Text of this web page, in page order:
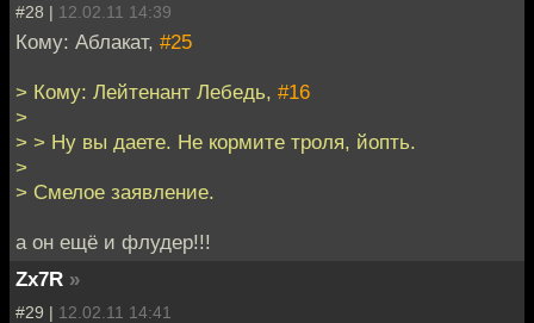
#28 | 12.02.11 14:39
Кому: Аблакат, #25
> Кому: Лейтенант Лебедь, #16
>
> > Ну вы даете. Не кормите троля, йопть.
>
> Смелое заявление.
а он ещё и флудер!!!
Zx7R »
#29 | 12.02.11 14:41